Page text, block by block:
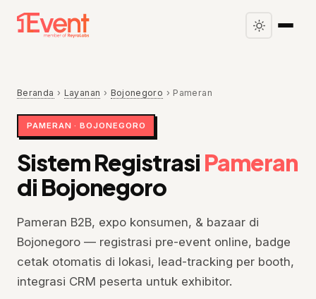
Beranda › Layanan › Bojonegoro › Pameran
PAMERAN · BOJONEGORO
Sistem Registrasi Pameran
di Bojonegoro
Pameran B2B, expo konsumen, & bazaar di
Bojonegoro — registrasi pre-event online, badge
cetak otomatis di lokasi, lead-tracking per booth,
integrasi CRM peserta untuk exhibitor.